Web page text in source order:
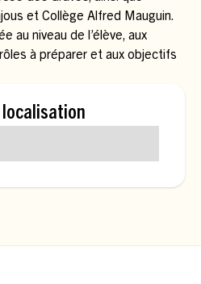
et Collège Alfred Mauguin.
au niveau de l’élève, aux
à préparer et aux objectifs